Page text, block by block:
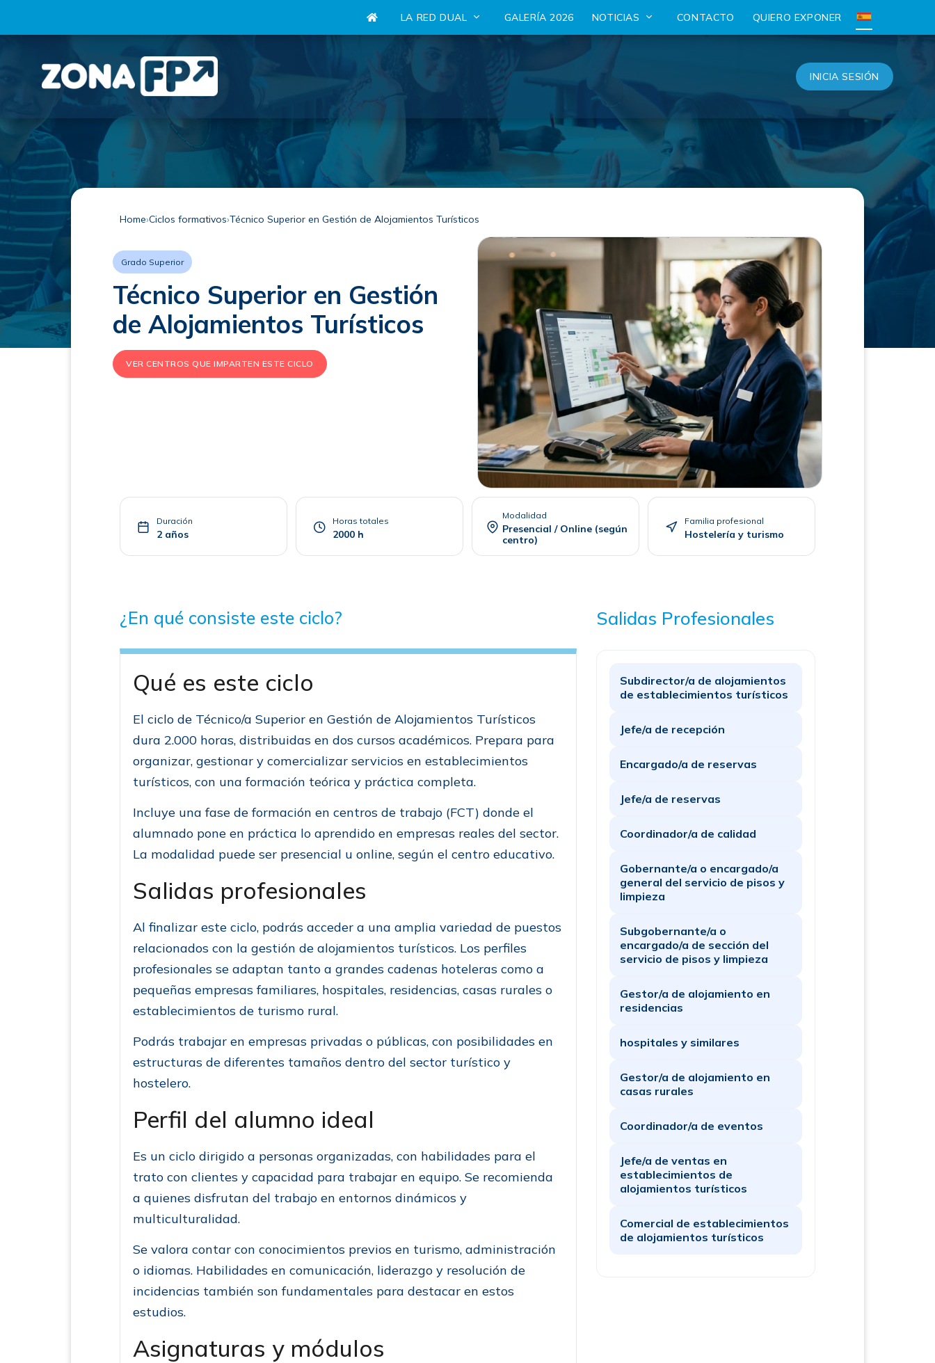
LA RED DUAL GALERÍA 2026 NOTICIAS CONTACTO QUIERO EXPONER
INICIA SESIÓN
Home Ciclos formativos Técnico Superior en Gestión de Alojamientos Turísticos
Grado Superior
Técnico Superior en Gestión
de Alojamientos Turísticos
VER CENTROS QUE IMPARTEN ESTE CICLO
Duración
2 años
Horas totales
2000 h
Modalidad
Presencial / Online (según
centro)
Familia profesional
Hostelería y turismo
¿En qué consiste este ciclo?
Qué es este ciclo
El ciclo de Técnico/a Superior en Gestión de Alojamientos Turísticos
dura 2.000 horas, distribuidas en dos cursos académicos. Prepara para
organizar, gestionar y comercializar servicios en establecimientos
turísticos, con una formación teórica y práctica completa.
Incluye una fase de formación en centros de trabajo (FCT) donde el
alumnado pone en práctica lo aprendido en empresas reales del sector.
La modalidad puede ser presencial u online, según el centro educativo.
Salidas profesionales
Al finalizar este ciclo, podrás acceder a una amplia variedad de puestos
relacionados con la gestión de alojamientos turísticos. Los perfiles
profesionales se adaptan tanto a grandes cadenas hoteleras como a
pequeñas empresas familiares, hospitales, residencias, casas rurales o
establecimientos de turismo rural.
Podrás trabajar en empresas privadas o públicas, con posibilidades en
estructuras de diferentes tamaños dentro del sector turístico y
hostelero.
Perfil del alumno ideal
Es un ciclo dirigido a personas organizadas, con habilidades para el
trato con clientes y capacidad para trabajar en equipo. Se recomienda
a quienes disfrutan del trabajo en entornos dinámicos y
multiculturalidad.
Se valora contar con conocimientos previos en turismo, administración
o idiomas. Habilidades en comunicación, liderazgo y resolución de
incidencias también son fundamentales para destacar en estos
estudios.
Asignaturas y módulos
Salidas Profesionales
Subdirector/a de alojamientos
de establecimientos turísticos
Jefe/a de recepción
Encargado/a de reservas
Jefe/a de reservas
Coordinador/a de calidad
Gobernante/a o encargado/a
general del servicio de pisos y
limpieza
Subgobernante/a o
encargado/a de sección del
servicio de pisos y limpieza
Gestor/a de alojamiento en
residencias
hospitales y similares
Gestor/a de alojamiento en
casas rurales
Coordinador/a de eventos
Jefe/a de ventas en
establecimientos de
alojamientos turísticos
Comercial de establecimientos
de alojamientos turísticos